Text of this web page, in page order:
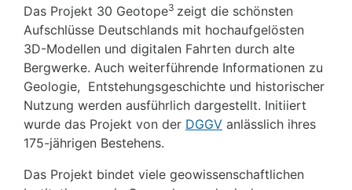
Das Projekt 30 Geotope3 zeigt die schönsten
Aufschlüsse Deutschlands mit hochaufgelösten
3D-Modellen und digitalen Fahrten durch alte
Bergwerke. Auch weiterführende Informationen zu
Geologie, Entstehungsgeschichte und historischer
Nutzung werden ausführlich dargestellt. Initiiert
wurde das Projekt von der DGGV anlässlich ihres
175-jährigen Bestehens.
Das Projekt bindet viele geowissenschaftlichen